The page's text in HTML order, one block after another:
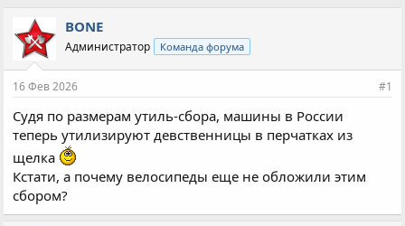
о
р
т
е
ы
т
н
а
ч
л
а
BONE
Администратор Команда форума
16 Фев 2026 #1
Судя по размерам утиль-сбора, машины в России
теперь утилизируют девственницы в перчатках из
щелка
Кстати, а почему велосипеды еще не обложили этим
сбором?